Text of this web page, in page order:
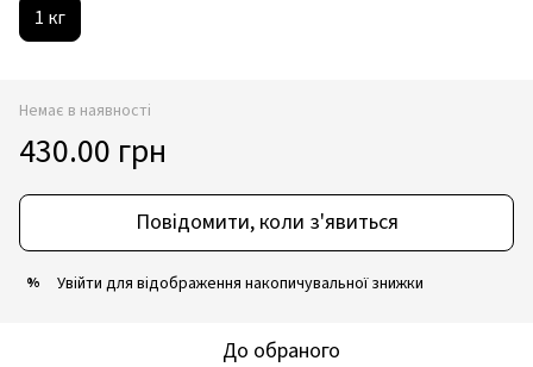
1 кг
Немає в наявності
430.00 грн
Повідомити, коли з'явиться
% Увійти для відображення накопичувальної знижки
До обраного